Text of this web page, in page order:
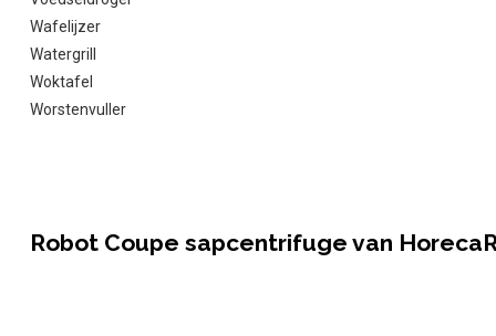
Wafelijzer
Watergrill
Woktafel
Worstenvuller
Robot Coupe sapcentrifuge van